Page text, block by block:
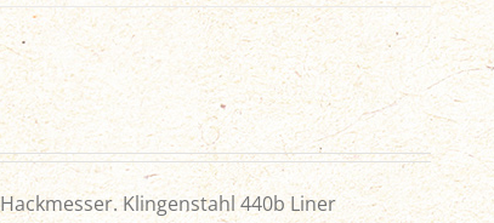
Klingenstahl 440b Liner